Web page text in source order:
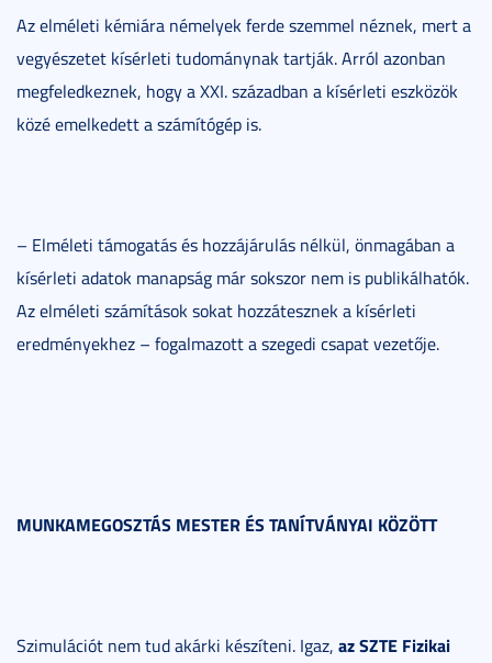
Az elméleti kémiára némelyek ferde szemmel néznek, mert a
vegyészetet kísérleti tudománynak tartják. Arról azonban
megfeledkeznek, hogy a XXI. században a kísérleti eszközök
közé emelkedett a számítógép is.
– Elméleti támogatás és hozzájárulás nélkül, önmagában a
kísérleti adatok manapság már sokszor nem is publikálhatók.
Az elméleti számítások sokat hozzátesznek a kísérleti
eredményekhez – fogalmazott a szegedi csapat vezetője.
MUNKAMEGOSZTÁS MESTER ÉS TANÍTVÁNYAI KÖZÖTT
Szimulációt nem tud akárki készíteni. Igaz, az SZTE Fizikai